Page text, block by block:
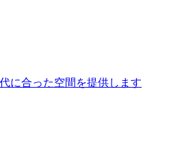
に合った空間を提供します